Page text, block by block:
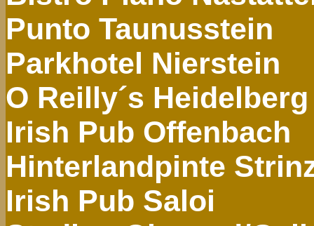
Punto Taunusstein
Parkhotel Nierstein
O Reilly´s Heidelberg
Irish Pub Offenbach
Hinterlandpinte
Irish Pub Saloi